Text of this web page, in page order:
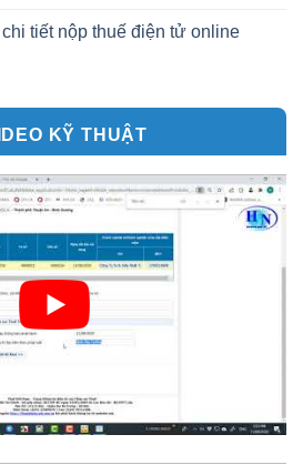
tiết nộp thuế điện tử online
KỸ THUẬT